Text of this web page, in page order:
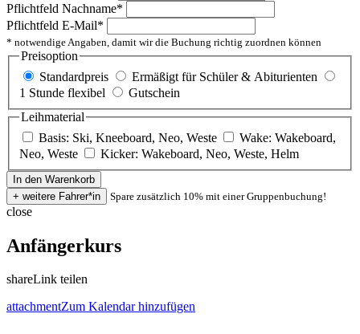
Pflichtfeld Nachname*
Pflichtfeld E-Mail*
* notwendige Angaben, damit wir die Buchung richtig zuordnen können
Preisoption
Standardpreis
Ermäßigt für Schüler & Abiturienten
1 Stunde flexibel
Gutschein
Leihmaterial
Basis: Ski, Kneeboard, Neo, Weste
Wake: Wakeboard,
Neo, Weste
Kicker: Wakeboard, Neo, Weste, Helm
Spare zusätzlich 10% mit einer Gruppenbuchung!
close
Anfängerkurs
shareLink teilen
attachmentZum Kalendar hinzufügen